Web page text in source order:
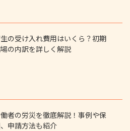
の受け入れ費用はいくら？初期
の内訳を詳しく解説
者の労災を徹底解説！事例や保
申請方法も紹介